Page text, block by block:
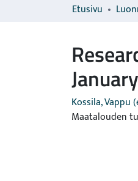
Etusivu
Kossila, Vappu
Maatalouden